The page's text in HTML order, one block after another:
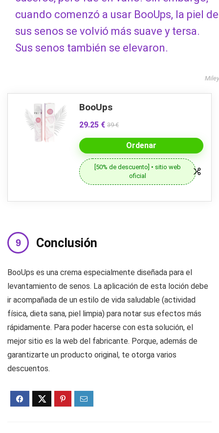
cuando comenzó a usar BooUps, la piel de
sus senos se volvió más suave y tersa.
Sus senos también se elevaron.
Miley
BooUps
29.25 € 39 €
Ordenar
[50% de descuento] • sitio web
oficial
Conclusión
BooUps es una crema especialmente diseñada para el
levantamiento de senos. La aplicación de esta loción debe
ir acompañada de un estilo de vida saludable (actividad
física, dieta sana, piel limpia) para notar sus efectos más
rápidamente. Para poder hacerse con esta solución, el
mejor sitio es la web del fabricante. Porque, además de
garantizarte un producto original, te otorga varios
descuentos.